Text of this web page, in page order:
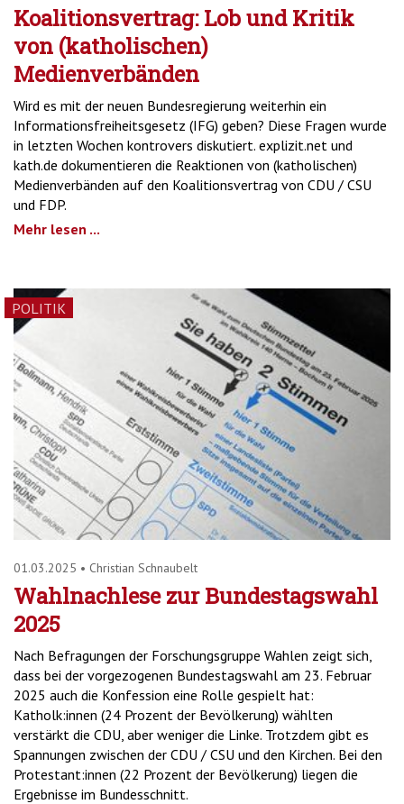
Koalitionsvertrag: Lob und Kritik
von (katholischen)
Medienverbänden
Wird es mit der neuen Bundesregierung weiterhin ein
Informationsfreiheitsgesetz (IFG) geben? Diese Fragen wurde
in letzten Wochen kontrovers diskutiert. explizit.net und
kath.de dokumentieren die Reaktionen von (katholischen)
Medienverbänden auf den Koalitionsvertrag von CDU / CSU
und FDP.
Mehr lesen ...
POLITIK
01.03.2025 • Christian Schnaubelt
Wahlnachlese zur Bundestagswahl
2025
Nach Befragungen der Forschungsgruppe Wahlen zeigt sich,
dass bei der vorgezogenen Bundestagswahl am 23. Februar
2025 auch die Konfession eine Rolle gespielt hat:
Katholk:innen (24 Prozent der Bevölkerung) wählten
verstärkt die CDU, aber weniger die Linke. Trotzdem gibt es
Spannungen zwischen der CDU / CSU und den Kirchen. Bei den
Protestant:innen (22 Prozent der Bevölkerung) liegen die
Ergebnisse im Bundesschnitt.